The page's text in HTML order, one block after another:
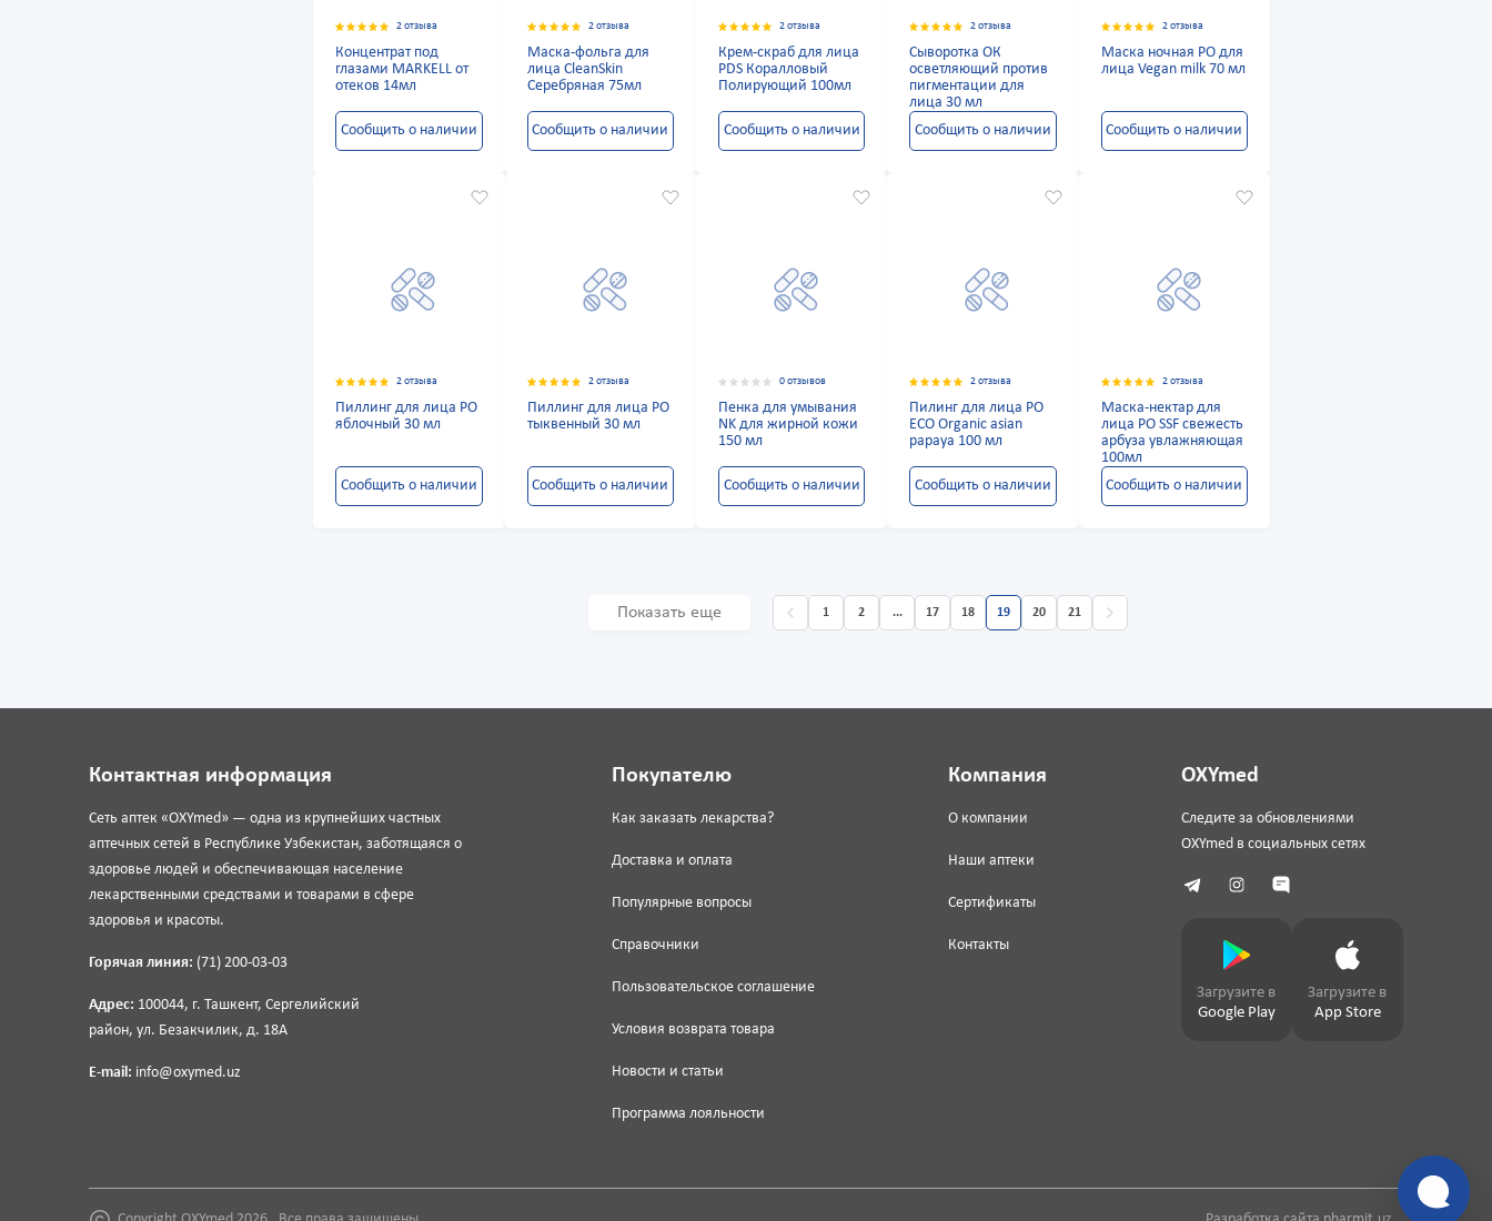
2 отзыва
Концентрат под
глазами MARKELL от
отеков 14мл
Сообщить о наличии
2 отзыва
Маска-фольга для
лица CleanSkin
Серебряная 75мл
Сообщить о наличии
2 отзыва
Крем-скраб для лица
PDS Коралловый
Полирующий 100мл
Сообщить о наличии
2 отзыва
Сыворотка ОК
осветляющий против
пигментации для
лица 30 мл
Сообщить о наличии
2 отзыва
Маска ночная РО для
лица Vegan milk 70 мл
Сообщить о наличии
2 отзыва
Пиллинг для лица РО
яблочный 30 мл
Сообщить о наличии
2 отзыва
Пиллинг для лица РО
тыквенный 30 мл
Сообщить о наличии
0 отзывов
Пенка для умывания
NK для жирной кожи
150 мл
Сообщить о наличии
2 отзыва
Пилинг для лица PO
ECO Organic asian
papaya 100 мл
Сообщить о наличии
2 отзыва
Маска-нектар для
лица РО SSF свежесть
арбуза увлажняющая
100мл
Сообщить о наличии
Показать еще 1 2 ... 17 18 19 20 21
Контактная информация
Сеть аптек «OXYmed» — одна из крупнейших частных
аптечных сетей в Республике Узбекистан, заботящаяся о
здоровье людей и обеспечивающая население
лекарственными средствами и товарами в сфере
здоровья и красоты.
Горячая линия: (71) 200-03-03
Адрес: 100044, г. Ташкент, Сергелийский
район, ул. Безакчилик, д. 18А
E-mail: info@oxymed.uz
Покупателю
Как заказать лекарства?
Доставка и оплата
Популярные вопросы
Справочники
Пользовательское соглашение
Условия возврата товара
Новости и статьи
Программа лояльности
Компания
О компании
Наши аптеки
Сертификаты
Контакты
OXYmed
Следите за обновлениями
OXYmed в социальных сетях
Загрузите в
Google Play
Загрузите в
App Store